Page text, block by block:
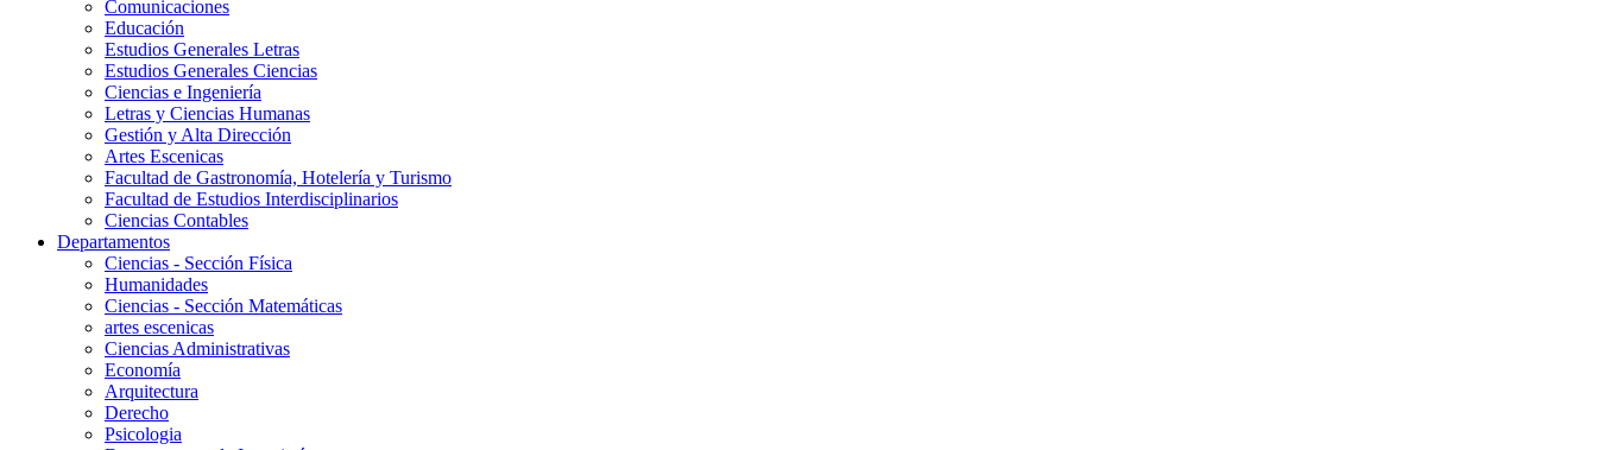
Comunicaciones
Educación
Estudios Generales Letras
Estudios Generales Ciencias
Ciencias e Ingeniería
Letras y Ciencias Humanas
Gestión y Alta Dirección
Artes Escenicas
Facultad de Gastronomía, Hotelería y Turismo
Facultad de Estudios Interdisciplinarios
Ciencias Contables
Departamentos
Ciencias - Sección Física
Humanidades
Ciencias - Sección Matemáticas
artes escenicas
Ciencias Administrativas
Economía
Arquitectura
Derecho
Psicologia